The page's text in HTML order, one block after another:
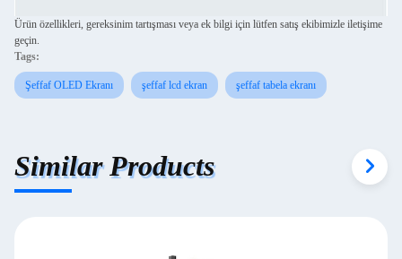
Ürün özellikleri, gereksinim tartışması veya ek bilgi için lütfen satış ekibimizle iletişime
geçin.
Tags:
Şeffaf OLED Ekranı şeffaf lcd ekran şeffaf tabela ekranı
Similar Products